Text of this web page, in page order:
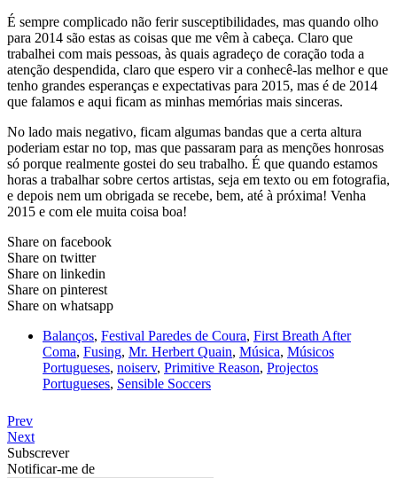
É sempre complicado não ferir susceptibilidades, mas quando olho
para 2014 são estas as coisas que me vêm à cabeça. Claro que
trabalhei com mais pessoas, às quais agradeço de coração toda a
atenção despendida, claro que espero vir a conhecê-las melhor e que
tenho grandes esperanças e expectativas para 2015, mas é de 2014
que falamos e aqui ficam as minhas memórias mais sinceras.
No lado mais negativo, ficam algumas bandas que a certa altura
poderiam estar no top, mas que passaram para as menções honrosas
só porque realmente gostei do seu trabalho. É que quando estamos
horas a trabalhar sobre certos artistas, seja em texto ou em fotografia,
e depois nem um obrigada se recebe, bem, até à próxima! Venha
2015 e com ele muita coisa boa!
Share on facebook
Share on twitter
Share on linkedin
Share on pinterest
Share on whatsapp
Balanços, Festival Paredes de Coura, First Breath After
Coma, Fusing, Mr. Herbert Quain, Música, Músicos
Portugueses, noiserv, Primitive Reason, Projectos
Portugueses, Sensible Soccers
Prev
Next
Subscrever
Notificar-me de